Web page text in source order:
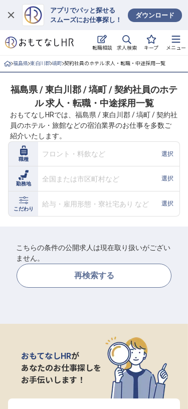
アプリでパッと探せる
スムーズにお仕事探し！
ダウンロード
転職相談 求人検索 キープ メニュー
ログイン
求人・施設を探す
就職・転職 合同説明会
おもてなしHRについて
ご利用の流れ
よくある質問
ホテル・宿泊業界情報コラム
福島県 東白川郡 塙町 契約社員のホテル 求人・転職・中途採用一覧
福島県 / 東白川郡 / 塙町 / 契約社員のホテ
ル 求人・転職・中途採用一覧
おもてなしHRでは、福島県 / 東白川郡 / 塙町 / 契約社
員のホテル・旅館などの宿泊業界のお仕事を多数ご
紹介いたします。
職種
フロント・料飲など 選択
勤務地
全国または市区町村など 選択
こだわり
給与・雇用形態・寮社宅あり など 選択
こちらの条件の公開求人は現在取り扱いがござい
ません。
再検索する
おもてなしHRが
あなたのお仕事探しを
お手伝いします！